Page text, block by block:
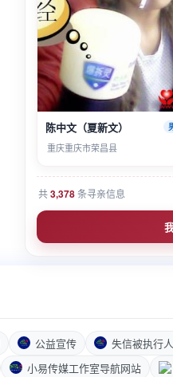
陈中文（夏新文）
重庆重庆市荣昌县
共3,378条寻亲信息
公益宣传 失信被执行
小易传媒工作室导航网站